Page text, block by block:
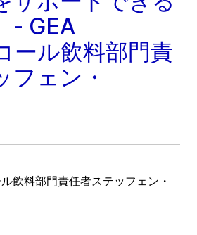
- GEA
ール飲料部門責
フェン・
飲料部門責任者ステッフェン・